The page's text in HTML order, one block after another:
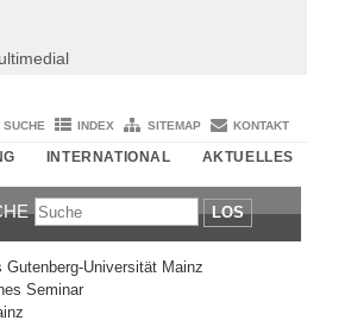
SUCHE INDEX SITEMAP KONTAKT
INTERNATIONAL AKTUELLES
LOS
Gutenberg-Universität Mainz
Seminar